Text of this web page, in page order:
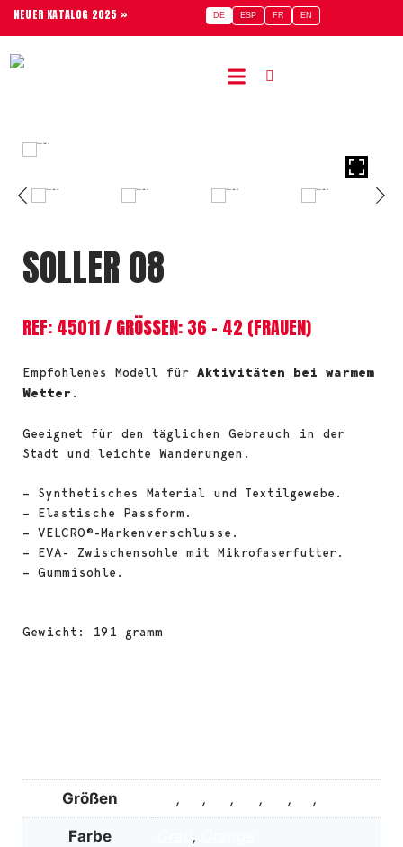
NEUER KATALOG 2025 » DE ESP FR EN
SOLLER 08
REF: 45011 / GRÖSSEN: 36 – 42 (FRAUEN)
Empfohlenes Modell für Aktivitäten bei warmem
Wetter.
Geeignet für den täglichen Gebrauch in der
Stadt und leichte Wanderungen.
– Synthetisches Material und Textilgewebe.
– Elastische Passform.
– VELCRO®-Markenverschlusse.
– EVA- Zwischensohle mit Mikrofaserfutter.
– Gummisohle.
Gewicht: 191 gramm
Größen , , , , , ,
Farbe ,